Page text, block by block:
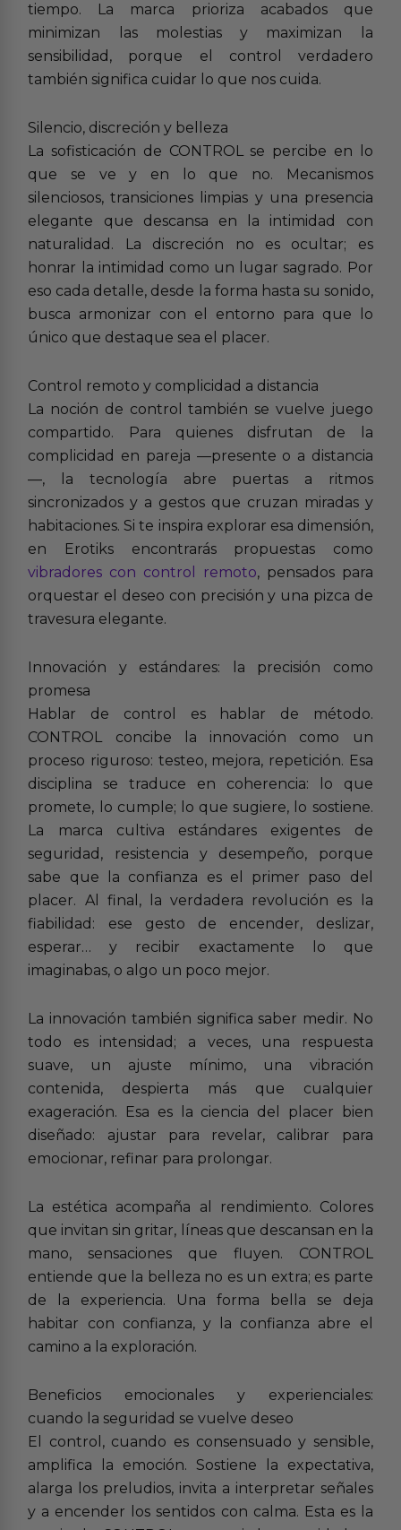
tiempo. La marca prioriza acabados que
minimizan las molestias y maximizan la
sensibilidad, porque el control verdadero
también significa cuidar lo que nos cuida.
Silencio, discreción y belleza
La sofisticación de CONTROL se percibe en lo
que se ve y en lo que no. Mecanismos
silenciosos, transiciones limpias y una presencia
elegante que descansa en la intimidad con
naturalidad. La discreción no es ocultar; es
honrar la intimidad como un lugar sagrado. Por
eso cada detalle, desde la forma hasta su sonido,
busca armonizar con el entorno para que lo
único que destaque sea el placer.
Control remoto y complicidad a distancia
La noción de control también se vuelve juego
compartido. Para quienes disfrutan de la
complicidad en pareja —presente o a distancia
—, la tecnología abre puertas a ritmos
sincronizados y a gestos que cruzan miradas y
habitaciones. Si te inspira explorar esa dimensión,
en Erotiks encontrarás propuestas como
vibradores con control remoto, pensados para
orquestar el deseo con precisión y una pizca de
travesura elegante.
Innovación y estándares: la precisión como
promesa
Hablar de control es hablar de método.
CONTROL concibe la innovación como un
proceso riguroso: testeo, mejora, repetición. Esa
disciplina se traduce en coherencia: lo que
promete, lo cumple; lo que sugiere, lo sostiene.
La marca cultiva estándares exigentes de
seguridad, resistencia y desempeño, porque
sabe que la confianza es el primer paso del
placer. Al final, la verdadera revolución es la
fiabilidad: ese gesto de encender, deslizar,
esperar… y recibir exactamente lo que
imaginabas, o algo un poco mejor.
La innovación también significa saber medir. No
todo es intensidad; a veces, una respuesta
suave, un ajuste mínimo, una vibración
contenida, despierta más que cualquier
exageración. Esa es la ciencia del placer bien
diseñado: ajustar para revelar, calibrar para
emocionar, refinar para prolongar.
La estética acompaña al rendimiento. Colores
que invitan sin gritar, líneas que descansan en la
mano, sensaciones que fluyen. CONTROL
entiende que la belleza no es un extra; es parte
de la experiencia. Una forma bella se deja
habitar con confianza, y la confianza abre el
camino a la exploración.
Beneficios emocionales y experienciales:
cuando la seguridad se vuelve deseo
El control, cuando es consensuado y sensible,
amplifica la emoción. Sostiene la expectativa,
alarga los preludios, invita a interpretar señales
y a encender los sentidos con calma. Esta es la